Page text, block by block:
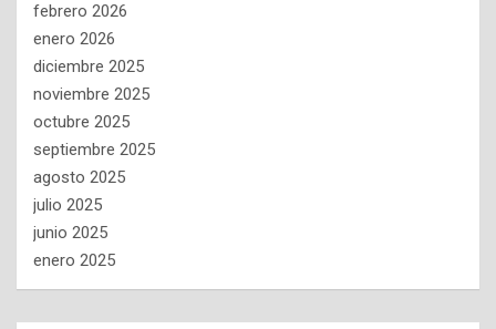
febrero 2026
enero 2026
diciembre 2025
noviembre 2025
octubre 2025
septiembre 2025
agosto 2025
julio 2025
junio 2025
enero 2025